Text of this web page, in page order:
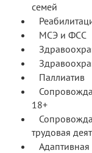
семей
МСЭ и ФСС
Паллиатив
18+
трудовая
Адаптивная